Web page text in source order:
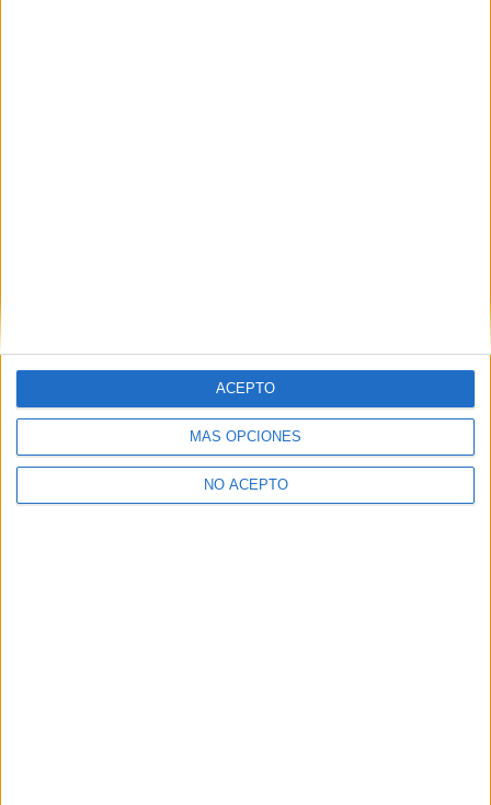
MÁS OPCIONES
NO ACEPTO
ACEPTO
Y como regalo de agradecimiento, por registrarte te daremos
gratis una copia de nuestro ebook con 100 consejos para tu
primer año de universidad